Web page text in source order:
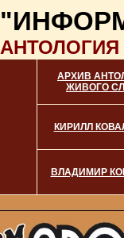
АРХИВ
ЖИВОГО
КИРИЛЛ
ВЛАДИМИР